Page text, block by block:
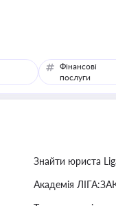
Фінансові
послуги
Знайти юриста
Академія